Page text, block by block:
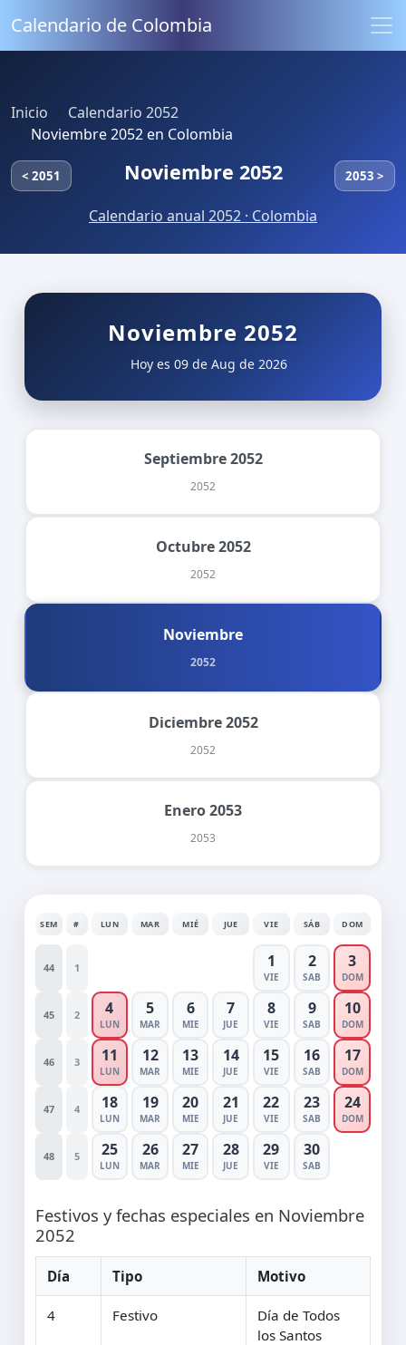
Calendario de Colombia
Inicio
Calendario 2052
Noviembre 2052 en Colombia
< 2051 Noviembre 2052 2053 >
Calendario anual 2052 · Colombia
Noviembre 2052
Hoy es 09 de Aug de 2026
Septiembre 2052
2052
Octubre 2052
2052
Noviembre
2052
Diciembre 2052
2052
Enero 2053
2053
SEM # LUN MAR MIÉ JUE VIE SÁB DOM
44 1 1
VIE
2
SAB
3
DOM
45 2 4
LUN
5
MAR
6
MIE
7
JUE
8
VIE
9
SAB
10
DOM
46 3 11
LUN
12
MAR
13
MIE
14
JUE
15
VIE
16
SAB
17
DOM
47 4 18
LUN
19
MAR
20
MIE
21
JUE
22
VIE
23
SAB
24
DOM
48 5 25
LUN
26
MAR
27
MIE
28
JUE
29
VIE
30
SAB
Festivos y fechas especiales en Noviembre
2052
Día Tipo Motivo
4 Festivo
Día de Todos
los Santos